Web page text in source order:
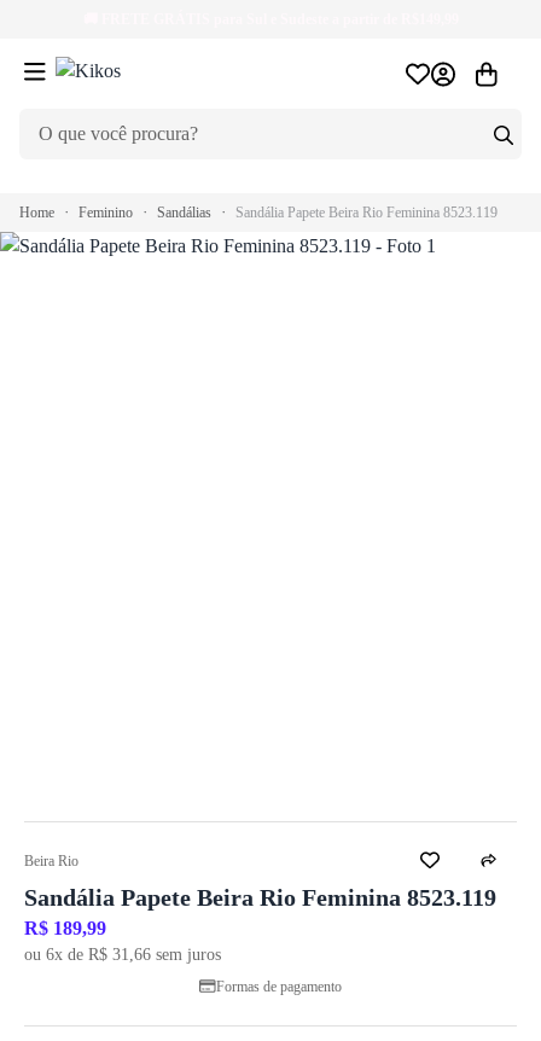
Home Feminino Sandálias Sandália Papete Beira Rio Feminina 8523.119
Beira Rio
Sandália Papete Beira Rio Feminina 8523.119
R$ 189,99
ou 6x de R$ 31,66 sem juros
Formas de pagamento